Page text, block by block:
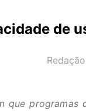
de
AUTOR(A):
Redação
que programas